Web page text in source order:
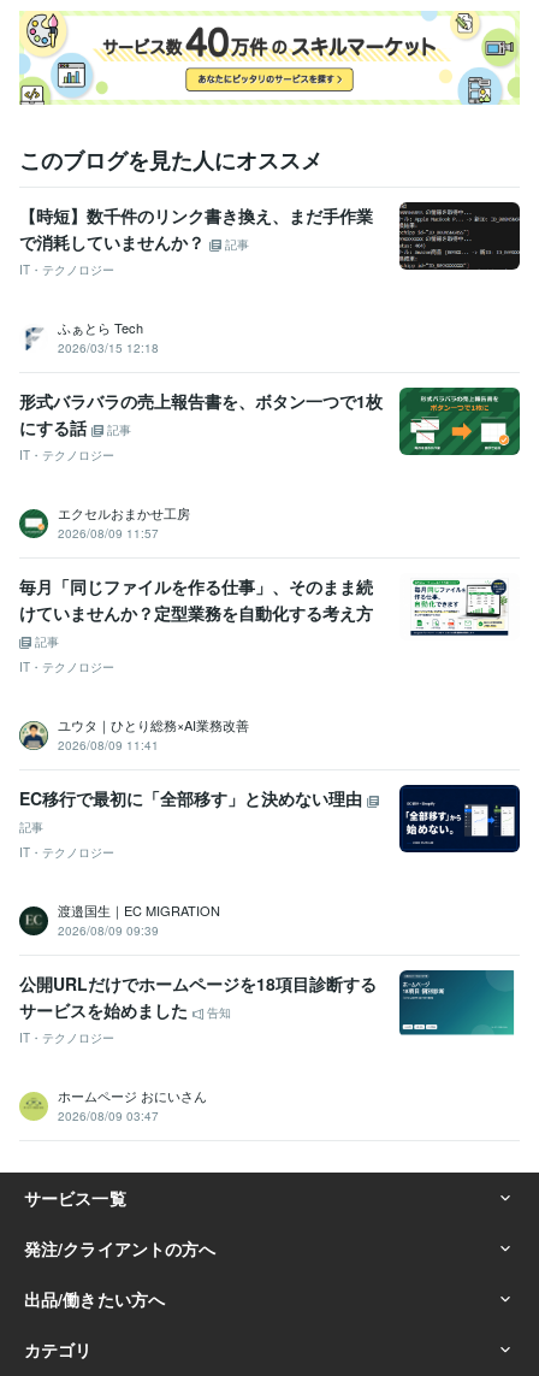
Astecpaints株式会社 2022年12月 ~ 現在
フリーランス 2015年3月 ~ 2022年11月
デロイトトーマツ アドバイザリー株式会社 2008年3月 ~ 2015年2月
資格・検定
TOEIC 取得年 : 2017年
公認情報システム監査人（CISA） 取得年 : 2009年
プログラミング言語・フレームワーク
C#:1年C#.NET:3年Google Apps Script:8年 JavaScript:3年PHP:3年
PL/SQL:3年
TypeScript:3年VB.NET:3年
Oracle Database:2年
Excel:19年Google スプレッドシート:10年freee:1年
Moneyfoward:1年
製造業、物流業
学歴
大阪大学 2004年3月 ~ 2008年2月
英語
このブログを見た人にオススメ
【時短】数千件のリンク書き換え、まだ手作業
で消耗していませんか？
記事
IT・テクノロジー
ふぁとら Tech
2026/03/15 12:18
形式バラバラの売上報告書を、ボタン一つで1枚
にする話
記事
IT・テクノロジー
エクセルおまかせ工房
2026/08/09 11:57
毎月「同じファイルを作る仕事」、そのまま続
けていませんか？定型業務を自動化する考え方
記事
IT・テクノロジー
ユウタ｜ひとり総務×AI業務改善
2026/08/09 11:41
EC移行で最初に「全部移す」と決めない理由
記事
IT・テクノロジー
渡邉国生｜EC MIGRATION
2026/08/09 09:39
公開URLだけでホームページを18項目診断する
サービスを始めました
告知
IT・テクノロジー
ホームページ おにいさん
2026/08/09 03:47